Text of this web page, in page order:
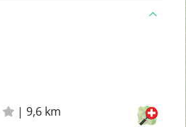
|9,6 km